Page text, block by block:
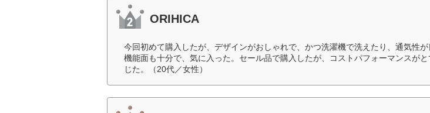
ORIHICA
今回初めて購入したが、デザインがおしゃれで、かつ洗濯機で洗えたり、通気性が
機能面も十分で、気に入った。セール品で購入したが、コストパフォーマンスが
じた。（20代／女性）